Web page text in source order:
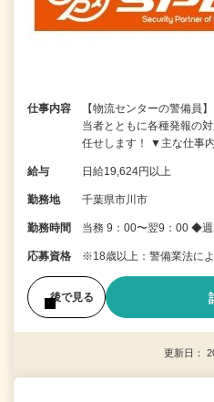
仕事内容
【物流センターの警備員
当者とともに各種発報の
任せします！ ▼主な仕事
給与 日給19,624円以上
勤務地 千葉県市川市
勤務時間 当務 9：00〜翌9：00 ◆週
応募資格 ※18歳以上：警備業法によ
後で見る
更新日：